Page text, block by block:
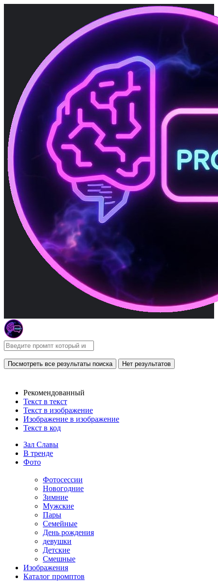
Посмотреть все результаты поиска Нет результатов
Рекомендованный
Текст в текст
Текст в изображение
Изображение в изображение
Текст в код
Зал Славы
В тренде
Фото
Фотосессии
Новогодние
Зимние
Мужские
Пары
Семейные
День рождения
девушки
Детские
Смешные
Изображения
Каталог промптов